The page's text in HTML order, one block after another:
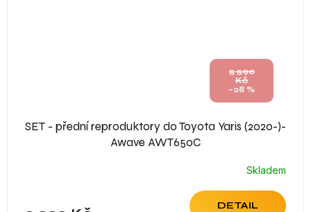
5 590
Kč
–28 %
SET - přední reproduktory do Toyota Yaris (2020-)-
Awave AWT650C
Skladem
DETAIL